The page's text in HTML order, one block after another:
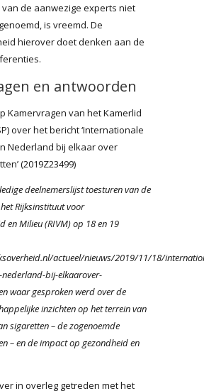
de aanwezige experts niet
is vreemd. De
hierover doet denken aan de
en antwoorden
Kamervragen van het Kamerlid
over het bericht ‘Internationale
Nederland bij elkaar over
(2019Z23499)
deelnemerslijst toesturen van de
Rijksinstituut voor
en Milieu (RIVM) op 18 en 19
actueel/nieuws/2019/11/18/
bij-elkaarover-
waar gesproken werd over de
inzichten op het terrein van
sigaretten – de zogenoemde
– en de impact op gezondheid en
in overleg getreden met het